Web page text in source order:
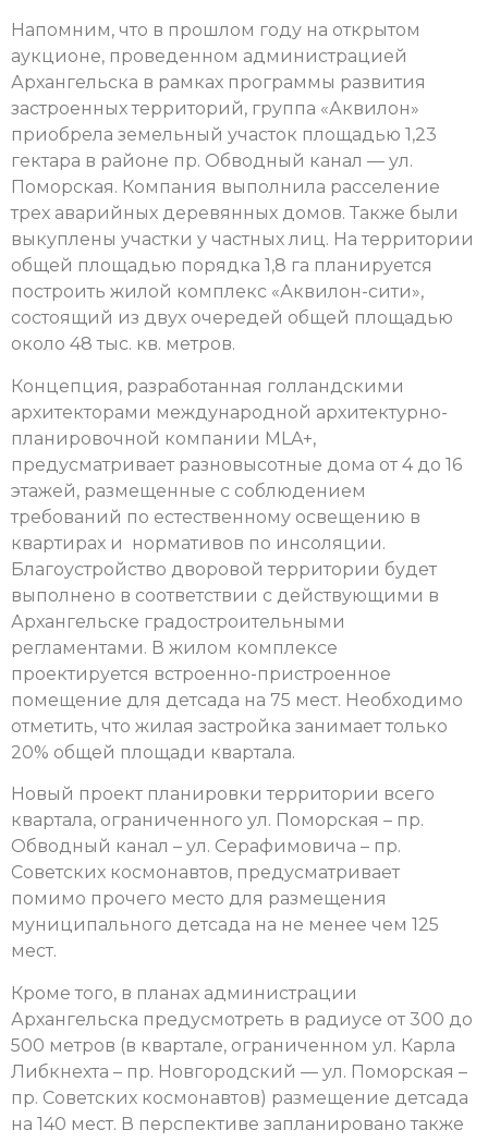
Напомним, что в прошлом году на открытом
аукционе, проведенном администрацией
Архангельска в рамках программы развития
застроенных территорий, группа «Аквилон»
приобрела земельный участок площадью 1,23
гектара в районе пр. Обводный канал — ул.
Поморская. Компания выполнила расселение
трех аварийных деревянных домов. Также были
выкуплены участки у частных лиц. На территории
общей площадью порядка 1,8 га планируется
построить жилой комплекс «Аквилон-сити»,
состоящий из двух очередей общей площадью
около 48 тыс. кв. метров.
Концепция, разработанная голландскими
архитекторами международной архитектурно-
планировочной компании MLA+,
предусматривает разновысотные дома от 4 до 16
этажей, размещенные с соблюдением
требований по естественному освещению в
квартирах и нормативов по инсоляции.
Благоустройство дворовой территории будет
выполнено в соответствии с действующими в
Архангельске градостроительными
регламентами. В жилом комплексе
проектируется встроенно-пристроенное
помещение для детсада на 75 мест. Необходимо
отметить, что жилая застройка занимает только
20% общей площади квартала.
Новый проект планировки территории всего
квартала, ограниченного ул. Поморская – пр.
Обводный канал – ул. Серафимовича – пр.
Советских космонавтов, предусматривает
помимо прочего место для размещения
муниципального детсада на не менее чем 125
мест.
Кроме того, в планах администрации
Архангельска предусмотреть в радиусе от 300 до
500 метров (в квартале, ограниченном ул. Карла
Либкнехта – пр. Новгородский — ул. Поморская –
пр. Советских космонавтов) размещение детсада
на 140 мест. В перспективе запланировано также